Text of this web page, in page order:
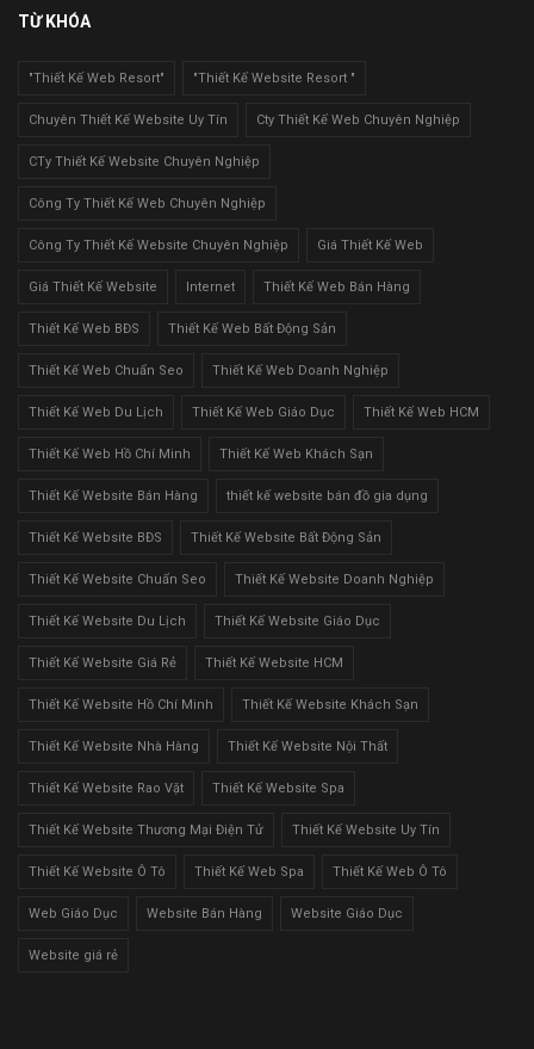
TỪ KHÓA
"Thiết Kế Web Resort" "Thiết Kế Website Resort "
Chuyên Thiết Kế Website Uy Tín Cty Thiết Kế Web Chuyên Nghiệp
CTy Thiết Kế Website Chuyên Nghiệp
Công Ty Thiết Kế Web Chuyên Nghiệp
Công Ty Thiết Kế Website Chuyên Nghiệp Giá Thiết Kế Web
Giá Thiết Kế Website Internet Thiết Kế Web Bán Hàng
Thiết Kế Web BĐS Thiết Kế Web Bất Động Sản
Thiết Kế Web Chuẩn Seo Thiết Kế Web Doanh Nghiệp
Thiết Kế Web Du Lịch Thiết Kế Web Giáo Dục Thiết Kế Web HCM
Thiết Kế Web Hồ Chí Minh Thiết Kế Web Khách Sạn
Thiết Kế Website Bán Hàng thiết kế website bán đồ gia dụng
Thiết Kế Website BĐS Thiết Kế Website Bất Động Sản
Thiết Kế Website Chuẩn Seo Thiết Kế Website Doanh Nghiệp
Thiết Kế Website Du Lịch Thiết Kế Website Giáo Dục
Thiết Kế Website Giá Rẻ Thiết Kế Website HCM
Thiết Kế Website Hồ Chí Minh Thiết Kế Website Khách Sạn
Thiết Kế Website Nhà Hàng Thiết Kế Website Nội Thất
Thiết Kế Website Rao Vặt Thiết Kế Website Spa
Thiết Kế Website Thương Mại Điện Tử Thiết Kế Website Uy Tín
Thiết Kế Website Ô Tô Thiết Kế Web Spa Thiết Kế Web Ô Tô
Web Giáo Dục Website Bán Hàng Website Giáo Dục
Website giá rẻ